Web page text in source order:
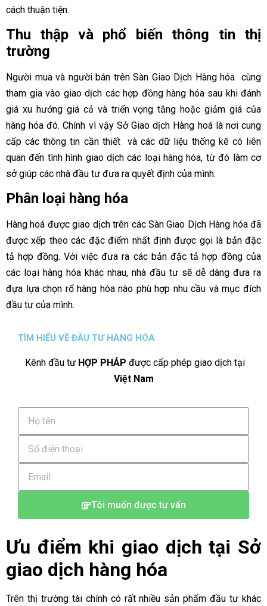
cách thuận tiện.
Thu thập và phổ biến thông tin thị
trường
Người mua và người bán trên Sàn Giao Dịch Hàng hóa cùng
tham gia vào giao dịch các hợp đồng hàng hóa sau khi đánh
giá xu hướng giá cả và triển vọng tăng hoặc giảm giá của
hàng hóa đó. Chính vì vậy Sở Giao dịch Hàng hoá là nơi cung
cấp các thông tin cần thiết và các dữ liệu thống kê có liên
quan đến tình hình giao dịch các loại hàng hóa, từ đó làm cơ
sở giúp các nhà đầu tư đưa ra quyết định của mình.
Phân loại hàng hóa
Hàng hoá được giao dịch trên các Sàn Giao Dịch Hàng hóa đã
được xếp theo các đặc điểm nhất định được gọi là bản đặc
tả hợp đồng. Với việc đưa ra các bản đặc tả hợp đồng của
các loại hàng hóa khác nhau, nhà đầu tư sẽ dễ dàng đưa ra
đựa lựa chọn rổ hàng hóa nào phù hợp nhu cầu và mục đích
đầu tư của mình.
TÌM HIỂU VỀ ĐẦU TƯ HÀNG HÓA
Kênh đầu tư HỢP PHÁP được cấp phép giao dịch tại
Việt Nam
Tôi muốn được tư vấn
Ưu điểm khi giao dịch tại Sở
giao dịch hàng hóa
Trên thị trường tài chính có rất nhiều sản phẩm đầu tư khác